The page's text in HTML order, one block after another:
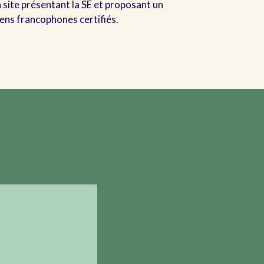
site présentant la SE et proposant un
francophones certifiés.